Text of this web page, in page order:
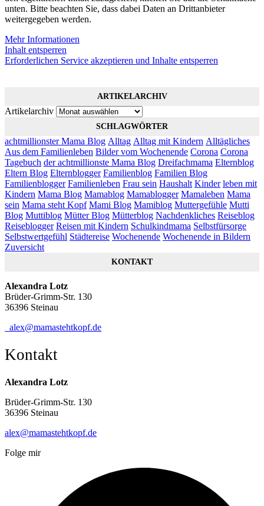
unten. Bitte beachten Sie, dass dabei Daten an Drittanbieter
weitergegeben werden.
Mehr Informationen
Inhalt entsperren
Erforderlichen Service akzeptieren und Inhalte entsperren
ARTIKELARCHIV
Artikelarchiv
SCHLAGWÖRTER
achtmillionster Mama Blog Alltag Alltag mit Kindern Alltägliches
Aus dem Familienleben Bilder vom Wochenende Corona Corona
Tagebuch der achtmillionste Mama Blog Dreifachmama Elternblog
Eltern Blog Elternblogger Familienblog Familien Blog
Familienblogger Familienleben Frau sein Haushalt Kinder leben mit
Kindern Mama Blog Mamablog Mamablogger Mamaleben Mama
sein Mama steht Kopf Mami Blog Mamiblog Muttergefühle Mutti
Blog Muttiblog Mütter Blog Mütterblog Nachdenkliches Reiseblog
Reiseblogger Reisen mit Kindern Schulkindmama Selbstfürsorge
Selbstwertgefühl Städtereise Wochenende Wochenende in Bildern
Zuversicht
KONTAKT
Alexandra Lotz
Brüder-Grimm-Str. 130
36396 Steinau
alex@mamastehtkopf.de
Kontakt
Alexandra Lotz
Brüder-Grimm-Str. 130
36396 Steinau
alex@mamastehtkopf.de
Folge mir